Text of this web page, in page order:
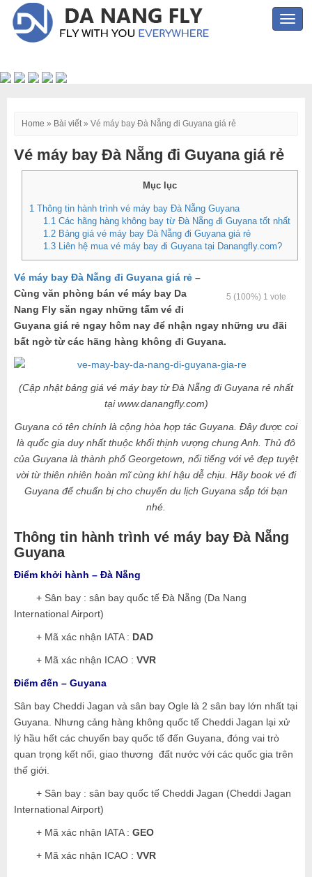
Home » Bài viết» Vé máy bay Đà Nẵng đi Guyana giá rẻ
Vé máy bay Đà Nẵng đi Guyana giá rẻ
Mục lục
1 Thông tin hành trình vé máy bay Đà Nẵng Guyana
1.1Các hãng hàng không bay từ Đà Nẵng đi Guyana tốt nhất
1.2Bảng giá vé máy bay Đà Nẵng đi Guyana giá rẻ
1.3Liên hệ mua vé máy bay đi Guyana tại Danangfly.com?
5 (100%) 1 vote
Vé máy bay Đà Nẵng đi Guyana giá rẻ –
Cùng văn phòng bán vé máy bay Da
Nang Fly săn ngay những tấm vé đi
Guyana giá rẻ ngay hôm nay để nhận ngay những ưu đãi
bất ngờ từ các hãng hàng không đi Guyana.
(Cập nhật bảng giá vé máy bay từ Đà Nẵng đi Guyana rẻ nhất
tại www.danangfly.com)
Guyana có tên chính là cộng hòa hợp tác Guyana. Đây được coi
là quốc gia duy nhất thuộc khối thịnh vượng chung Anh. Thủ đô
của Guyana là thành phố Georgetown, nổi tiếng với vẻ đẹp tuyệt
vời từ thiên nhiên hoàn mĩ cùng khí hậu dễ chịu. Hãy book vé đi
Guyana để chuẩn bị cho chuyến du lịch Guyana sắp tới bạn
nhé.
Thông tin hành trình vé máy bay Đà Nẵng
Guyana
Điểm khởi hành – Đà Nẵng
+ Sân bay : sân bay quốc tế Đà Nẵng (Da Nang
International Airport)
+ Mã xác nhận IATA : DAD
+ Mã xác nhận ICAO : VVR
Điểm đến – Guyana
Sân bay Cheddi Jagan và sân bay Ogle là 2 sân bay lớn nhất tại
Guyana. Nhưng cảng hàng không quốc tế Cheddi Jagan lại xử
lý hầu hết các chuyến bay quốc tế đến Guyana, đóng vai trò
quan trọng kết nối, giao thương đất nước với các quốc gia trên
thế giới.
+ Sân bay : sân bay quốc tế Cheddi Jagan (Cheddi Jagan
International Airport)
+ Mã xác nhận IATA : GEO
+ Mã xác nhận ICAO : VVR